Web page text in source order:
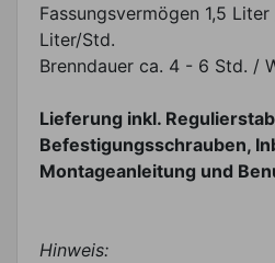
Fassungsvermögen 1,5
Liter/Std.
Brenndauer ca. 4 - 6 Std. /
Lieferung inkl.
Befestigungsschrauben,
Montageanleitung und
Hinweis: